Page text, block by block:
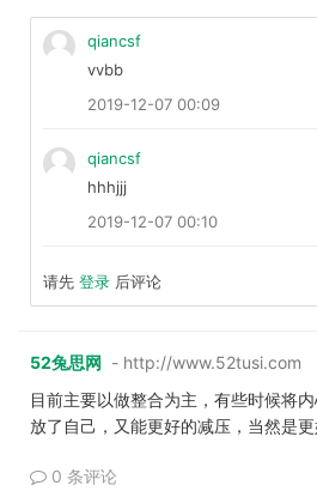
qiancsf
vvbb
2019-12-07 00:09
qiancsf
hhhjjj
2019-12-07 00:10
请先 登录 后评论
52兔思网 - http://www.52tusi.com
目前主要以做整合为主，有些时候将
放了自己，又能更好的减压，当然是更
0 条评论